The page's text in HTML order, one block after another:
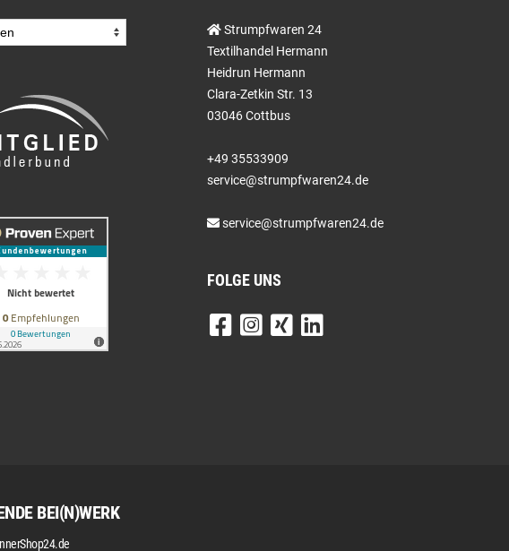
Strumpfwaren 24
Textilhandel Hermann
Heidrun Hermann
Clara-Zetkin Str. 13
03046 Cottbus
+49 35533909
service@strumpfwaren24.de
service@strumpfwaren24.de
FOLGE UNS
BEI(N)WERK